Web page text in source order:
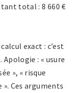
total : 8 660 €
exact : c’est
: « usure
», « risque
Ces arguments